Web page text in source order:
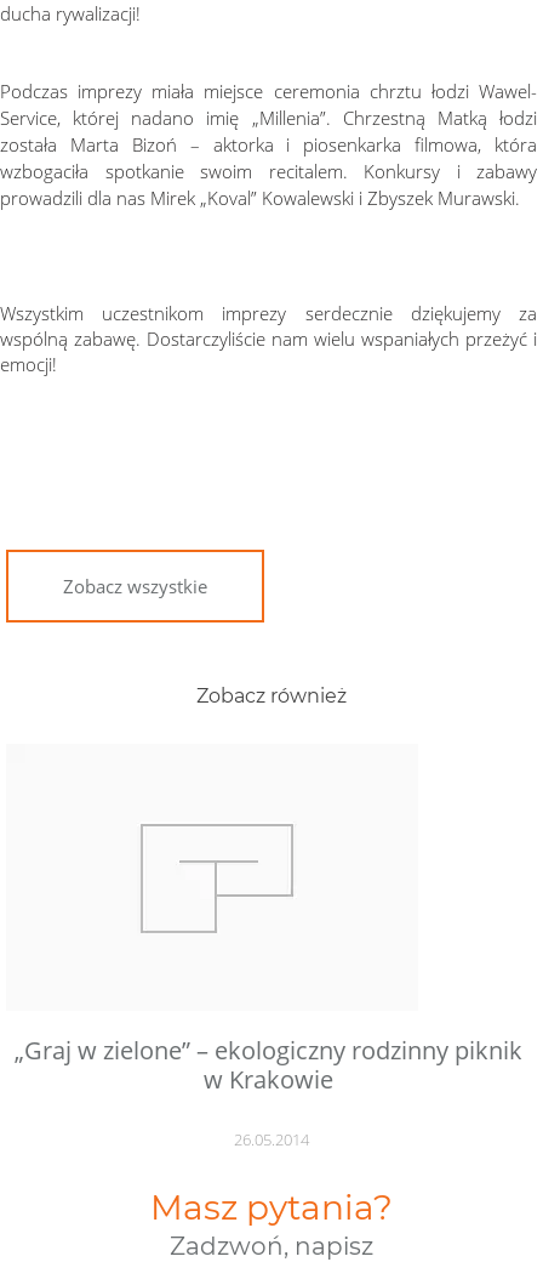
ducha rywalizacji!
Podczas imprezy miała miejsce ceremonia chrztu łodzi Wawel-
Service, której nadano imię „Millenia”. Chrzestną Matką łodzi
została Marta Bizoń – aktorka i piosenkarka filmowa, która
wzbogaciła spotkanie swoim recitalem. Konkursy i zabawy
prowadzili dla nas Mirek „Koval” Kowalewski i Zbyszek Murawski.
Wszystkim uczestnikom imprezy serdecznie dziękujemy za
wspólną zabawę. Dostarczyliście nam wielu wspaniałych przeżyć i
emocji!
Zobacz wszystkie
Zobacz również
„Graj w zielone” – ekologiczny rodzinny piknik
w Krakowie
26.05.2014
Masz pytania?
Zadzwoń, napisz